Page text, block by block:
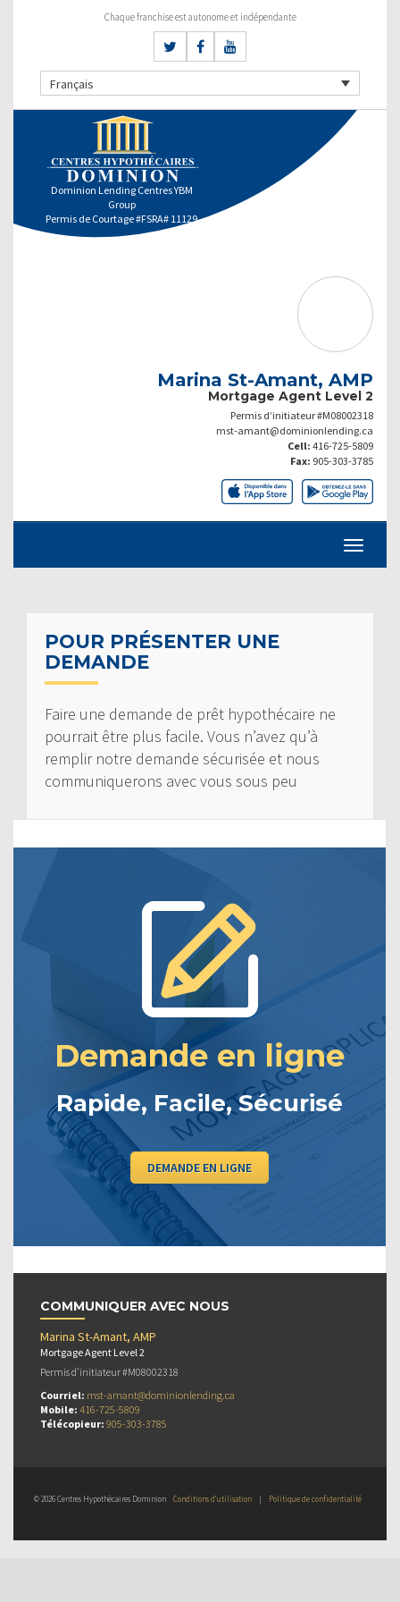
Chaque franchise est autonome et indépendante
Français
Dominion Lending Centres YBM
Group
Permis de Courtage #FSRA# 11129
Marina St-Amant, AMP
Mortgage Agent Level 2
Permis d’initiateur #M08002318
mst-amant@dominionlending.ca
Cell: 416-725-5809
Fax: 905-303-3785
POUR PRÉSENTER UNE
DEMANDE
Faire une demande de prêt hypothécaire ne
pourrait être plus facile. Vous n’avez qu’à
remplir notre demande sécurisée et nous
communiquerons avec vous sous peu
Demande en ligne
Rapide, Facile, Sécurisé
DEMANDE EN LIGNE
COMMUNIQUER AVEC NOUS
Marina St-Amant, AMP
Mortgage Agent Level 2
Permis d’initiateur #M08002318
Courriel: mst-amant@dominionlending.ca
Mobile: 416-725-5809
Télécopieur: 905-303-3785
© 2026 Centres Hypothécaires Dominion Conditions d’utilisation | Politique de confidentialité